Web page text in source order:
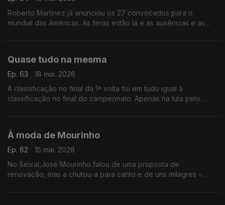
Roberto Martinez já anunciou os 27 convocados para o
mundial das Américas. As feras estão lá e as ausências e as
Quase tudo na mesma
Ep. 63
18 mai. 2026
A classificação no final da 1ª volta foi em tudo igual à
classificação no final do campeonato. Apenas na luta pelo
À moda de Mourinho
Ep. 62
15 mai. 2026
No Seixal,José Mourinho falou de uma proposta de
renovação, mas a chutou-a para canto e de uns milagres –